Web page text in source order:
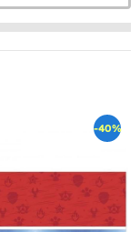
-40%